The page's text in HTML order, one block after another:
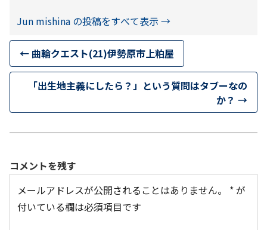
Jun mishina の投稿をすべて表示 →
← 曲輪クエスト(21)伊勢原市上粕屋
「出生地主義にしたら？」という質問はタブーなの
か？ →
コメントを残す
メールアドレスが公開されることはありません。
*が
付いている欄は必須項目です